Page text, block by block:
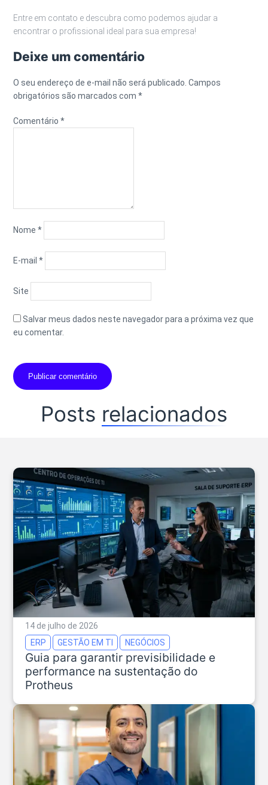
Entre em contato e descubra como podemos ajudar a
encontrar o profissional ideal para sua empresa!
Deixe um comentário
O seu endereço de e-mail não será publicado. Campos
obrigatórios são marcados com*
Comentário*
Nome*
E-mail*
Site
Salvar meus dados neste navegador para a próxima vez que
eu comentar.
Posts relacionados
14 de julho de 2026
ERP
GESTÃO EM TI NEGÓCIOS
Guia para garantir previsibilidade e
performance na sustentação do
Protheus